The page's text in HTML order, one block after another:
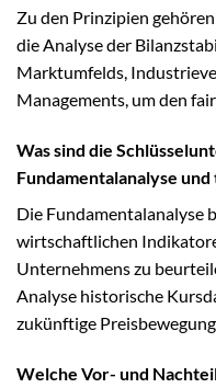
Zu den Prinzipien
die Analyse der
Marktumfelds,
Managements, um den
Was sind die
Fundamentalanalyse
Die Fundamentalanalyse
wirtschaftlichen
Unternehmens zu
Analyse historische
zukünftige
Welche Vor- und